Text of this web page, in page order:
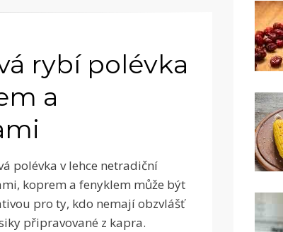
rybí polévka
a
polévka v lehce netradiční
koprem a fenyklem může být
pro ty, kdo nemají obzvlášť
připravované z kapra.